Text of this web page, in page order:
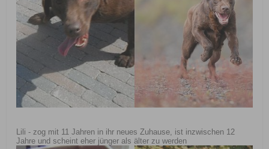
Lili - zog mit 11 Jahren in ihr neues Zuhause, ist inzwischen 12
Jahre und scheint eher jünger als älter zu werden